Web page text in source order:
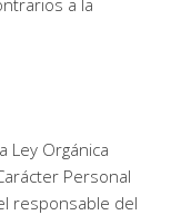
a la
Ley Orgánica
Personal
responsable del